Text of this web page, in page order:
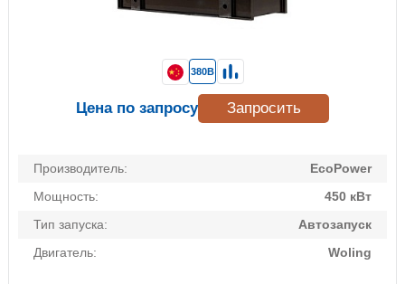
Производитель:
EcoPower
Мощность:
450 кВт
Тип запуска:
Автозапуск
Двигатель:
Woling
380В
Цена по запросу Запросить